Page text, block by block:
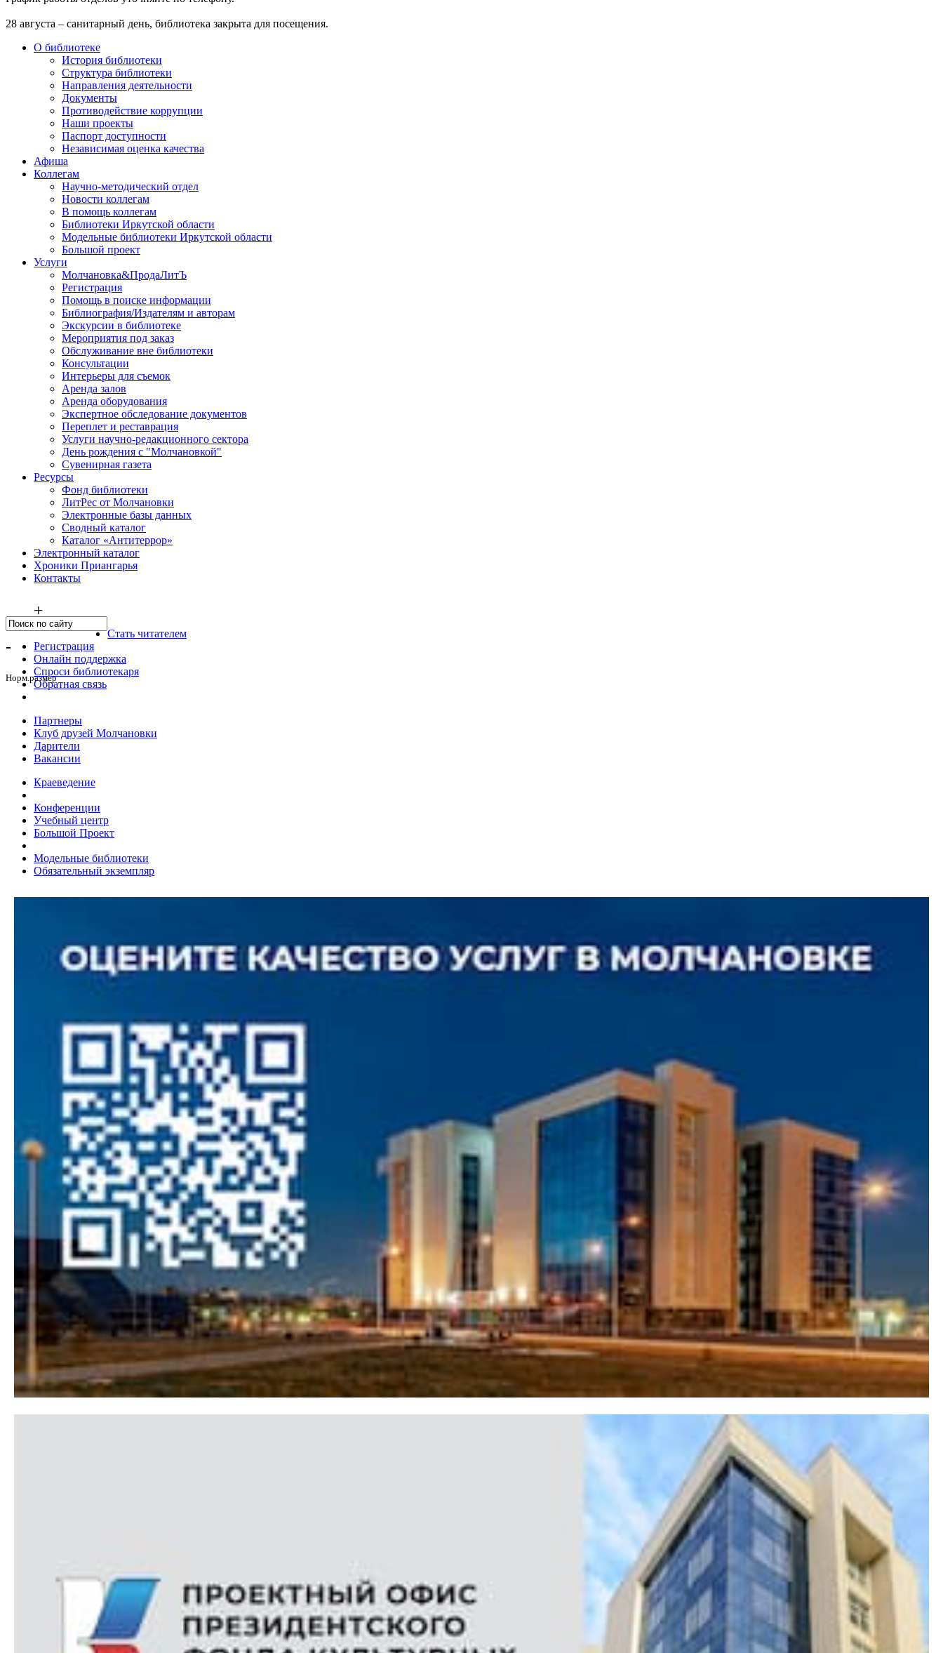
28 августа – санитарный день, библиотека закрыта для посещения.
О библиотеке
История библиотеки
Структура библиотеки
Направления деятельности
Документы
Противодействие коррупции
Наши проекты
Паспорт доступности
Независимая оценка качества
Афиша
Коллегам
Научно-методический отдел
Новости коллегам
В помощь коллегам
Библиотеки Иркутской области
Модельные библиотеки Иркутской области
Большой проект
Услуги
Молчановка&ПродаЛитЪ
Регистрация
Помощь в поиске информации
Библиография/Издателям и авторам
Экскурсии в библиотеке
Мероприятия под заказ
Обслуживание вне библиотеки
Консультации
Интерьеры для съемок
Аренда залов
Аренда оборудования
Экспертное обследование документов
Переплет и реставрация
Услуги научно-редакционного сектора
День рождения с "Молчановкой"
Сувенирная газета
Ресурсы
Фонд библиотеки
ЛитРес от Молчановки
Электронные базы данных
Сводный каталог
Каталог «Антитеррор»
Электронный каталог
Хроники Приангарья
Контакты
+
-
Норм.размер
Стать читателем
Регистрация
Онлайн поддержка
Спроси библиотекаря
Обратная связь
Партнеры
Клуб друзей Молчановки
Дарители
Вакансии
Краеведение
Конференции
Учебный центр
Большой Проект
Модельные библиотеки
Обязательный экземпляр